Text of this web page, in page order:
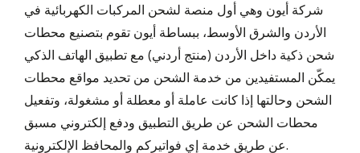
شركة أيون وهي أول منصة لشحن المركبات الكهربائية في
الأردن والشرق الأوسط، ببساطة أيون تقوم بتصنيع محطات
شحن ذكية داخل الأردن (منتج أردني) مع تطبيق الهاتف الذكي
يمكّن المستفيدين من خدمة الشحن من تحديد مواقع محطات
الشحن وحالتها إذا كانت عاملة أو معطلة أو مشغولة، وتفعيل
محطات الشحن عن طريق التطبيق ودفع إلكتروني مسبق
عن طريق خدمة إي فواتيركم والمحافظ الإلكترونية.